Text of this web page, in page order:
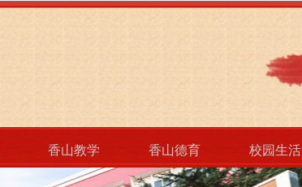
香山教学 香山德育 校园生活